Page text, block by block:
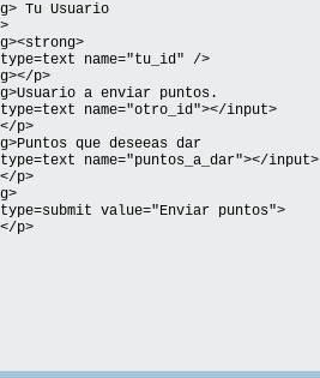
Tu Usuario
name="tu_id" />
p>
a enviar puntos.
name="otro_id"></input>
p>
que deseeas dar
name="puntos_a_dar"></input>
p>
value="Enviar puntos">
p>